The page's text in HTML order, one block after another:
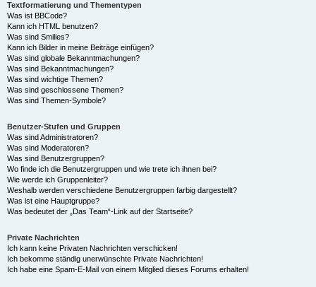
Textformatierung und Thementypen
Was ist BBCode?
Kann ich HTML benutzen?
Was sind Smilies?
Kann ich Bilder in meine Beiträge einfügen?
Was sind globale Bekanntmachungen?
Was sind Bekanntmachungen?
Was sind wichtige Themen?
Was sind geschlossene Themen?
Was sind Themen-Symbole?
Benutzer-Stufen und Gruppen
Was sind Administratoren?
Was sind Moderatoren?
Was sind Benutzergruppen?
Wo finde ich die Benutzergruppen und wie trete ich ihnen bei?
Wie werde ich Gruppenleiter?
Weshalb werden verschiedene Benutzergruppen farbig dargestellt?
Was ist eine Hauptgruppe?
Was bedeutet der „Das Team“-Link auf der Startseite?
Private Nachrichten
Ich kann keine Privaten Nachrichten verschicken!
Ich bekomme ständig unerwünschte Private Nachrichten!
Ich habe eine Spam-E-Mail von einem Mitglied dieses Forums erhalten!